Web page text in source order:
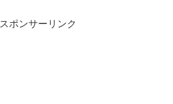
スポンサーリンク